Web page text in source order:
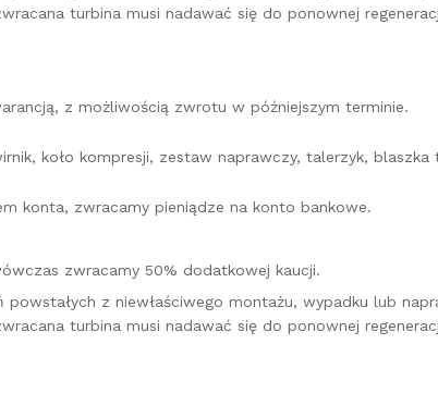
turbina musi nadawać się do ponownej
z możliwością zwrotu w późniejszym terminie.
koło kompresji, zestaw naprawczy, talerzyk, blaszka
konta, zwracamy pieniądze na konto bankowe.
zwracamy 50% dodatkowej kaucji.
z niewłaściwego montażu, wypadku lub
turbina musi nadawać się do ponownej